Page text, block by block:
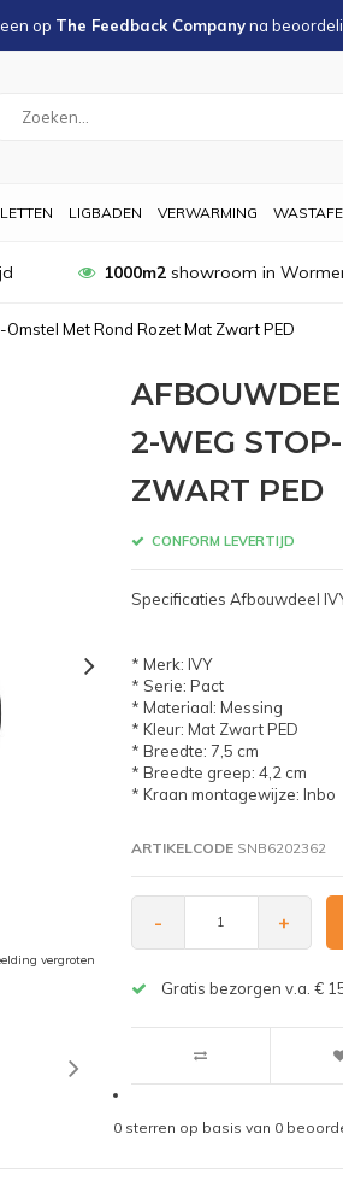
op The Feedback Companyna
LIGBADEN VERWARMING
1000m2showroom in
Met Rond Rozet Mat Zwart PED
vergroten
2-WEG
ZWART PED
CONFORM LEVERTIJD
Specificaties Afbouwdeel
* Merk: IVY
* Serie: Pact
* Materiaal: Messing
* Kleur: Mat Zwart PED
* Breedte: 7,5 cm
* Breedte greep: 4,2 cm
* Kraan montagewijze: Inbo
ARTIKELCODESNB6202362
- +
Gratis bezorgen v.a. €
0sterren op basis van 0